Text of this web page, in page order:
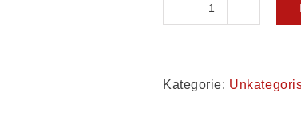
Herzhafte
Menge
Kategorie: